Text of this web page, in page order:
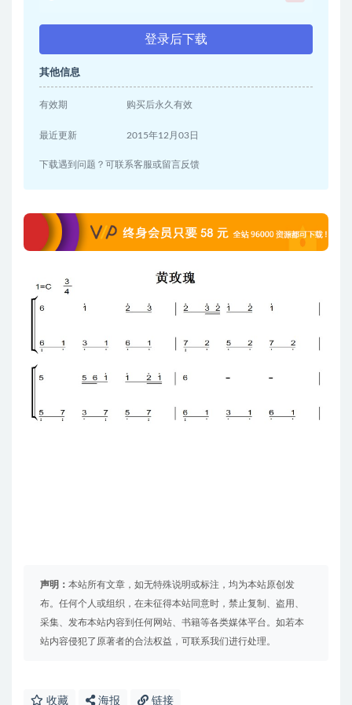
登录后下载
其他信息
有效期 购买后永久有效
最近更新 2015年12月03日
下载遇到问题？可联系客服或留言反馈
声明： 本站所有文章，如无特殊说明或标注，均为本站原创发
布。任何个人或组织，在未征得本站同意时，禁止复制、盗用、
采集、发布本站内容到任何网站、书籍等各类媒体平台。如若本
站内容侵犯了原著者的合法权益，可联系我们进行处理。
收藏 海报 链接